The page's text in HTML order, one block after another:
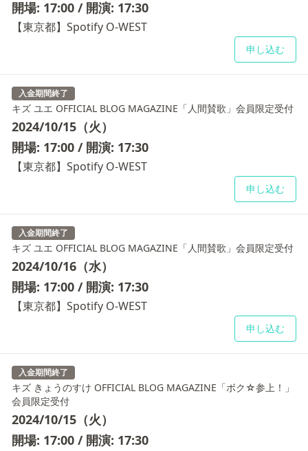
開場: 17:00 / 開演: 17:30
【東京都】Spotify O-WEST
申し込む
キズ ユエ OFFICIAL BLOG MAGAZINE「人間賛歌」会員限定受付
2024/10/15（火）
開場: 17:00 / 開演: 17:30
【東京都】Spotify O-WEST
入金期間終了
申し込む
キズ ユエ OFFICIAL BLOG MAGAZINE「人間賛歌」会員限定受付
2024/10/16（水）
開場: 17:00 / 開演: 17:30
【東京都】Spotify O-WEST
入金期間終了
申し込む
キズ きょうのすけ OFFICIAL BLOG MAGAZINE「ボク☆参上！」
会員限定受付
2024/10/15（火）
開場: 17:00 / 開演: 17:30
入金期間終了